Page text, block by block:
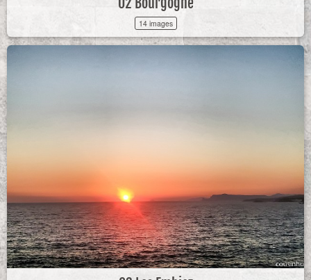
14 images